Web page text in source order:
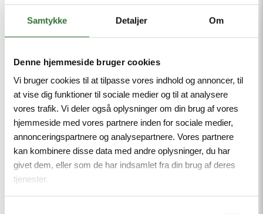
Samtykke Detaljer Om
Denne hjemmeside bruger cookies
Vi bruger cookies til at tilpasse vores indhold og annoncer, til
at vise dig funktioner til sociale medier og til at analysere
vores trafik. Vi deler også oplysninger om din brug af vores
hjemmeside med vores partnere inden for sociale medier,
annonceringspartnere og analysepartnere. Vores partnere
kan kombinere disse data med andre oplysninger, du har
givet dem, eller som de har indsamlet fra din brug af deres
tjenester.
berücksichtigt wurden. Dazu gehören
Tankfüllungen, Inspektionen,
Entsorgung. Zusammen mit den
bevorstehenden erheblichen
Steuererhöhungen könnte dies die
Gleichung grundlegend verändern,
wenn es um nachhaltige
Energielösungen geht.